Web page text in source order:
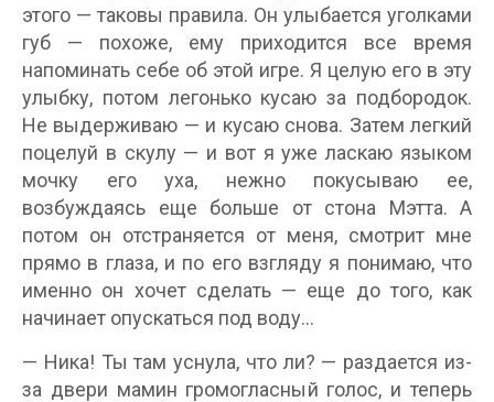
этого — таковы правила. Он улыбается уголками
губ — похоже, ему приходится все время
напоминать себе об этой игре. Я целую его в эту
улыбку, потом легонько кусаю за подбородок.
Не выдерживаю — и кусаю снова. Затем легкий
поцелуй в скулу — и вот я уже ласкаю языком
мочку его уха, нежно покусываю ее,
возбуждаясь еще больше от стона Мэтта. А
потом он отстраняется от меня, смотрит мне
прямо в глаза, и по его взгляду я понимаю, что
именно он хочет сделать — еще до того, как
начинает опускаться под воду…
— Ника! Ты там уснула, что ли? — раздается из-
за двери мамин громогласный голос, и теперь